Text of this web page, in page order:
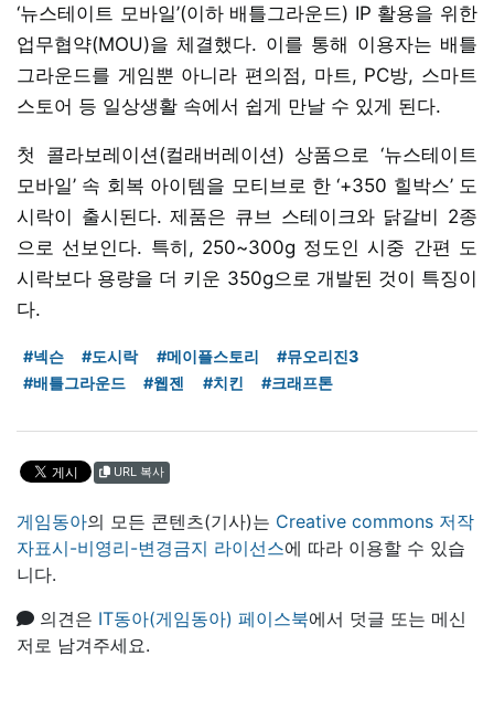
‘뉴스테이트 모바일’(이하 배틀그라운드) IP 활용을 위한
업무협약(MOU)을 체결했다. 이를 통해 이용자는 배틀
그라운드를 게임뿐 아니라 편의점, 마트, PC방, 스마트
스토어 등 일상생활 속에서 쉽게 만날 수 있게 된다.
첫 콜라보레이션(컬래버레이션) 상품으로 ‘뉴스테이트
모바일’ 속 회복 아이템을 모티브로 한 ‘+350 힐박스’ 도
시락이 출시된다. 제품은 큐브 스테이크와 닭갈비 2종
으로 선보인다. 특히, 250~300g 정도인 시중 간편 도
시락보다 용량을 더 키운 350g으로 개발된 것이 특징이
다.
#넥슨 #도시락 #메이플스토리
#뮤오리진3
#배틀그라운드
#웹젠 #치킨 #크래프톤
URL 복사
게임동아의 모든 콘텐츠(기사)는 Creative commons 저작
자표시-비영리-변경금지 라이선스에 따라 이용할 수 있습
니다.
의견은 IT동아(게임동아) 페이스북에서 덧글 또는 메신
저로 남겨주세요.